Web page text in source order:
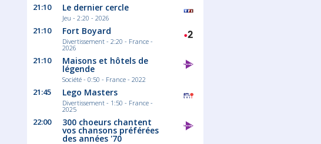
21:10 Le dernier cercle
Jeu - 2:20 - 2026
21:10 Fort Boyard
Divertissement - 2:20 - France -
2026
21:10 Maisons et hôtels de
légende
Société - 0:50 - France - 2022
21:45 Lego Masters
Divertissement - 1:50 - France -
2025
22:00 300 choeurs chantent
vos chansons préférées
des années '70